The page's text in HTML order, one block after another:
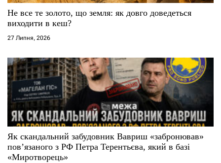
Не все те золото, що земля: як довго доведеться
виходити в кеш?
27 Липня, 2026
Як скандальний забудовник Вавриш «забронював»
повʼязаного з РФ Петра Терентьєва, який в базі
«Миротворець»